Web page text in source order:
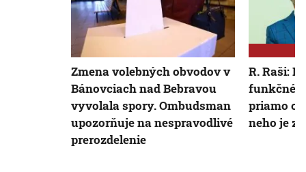
Zmena volebných obvodov v
Bánovciach nad Bebravou
vyvolala spory. Ombudsman
upozorňuje na nespravodlivé
prerozdelenie
R. Raši:
priamo
neho je